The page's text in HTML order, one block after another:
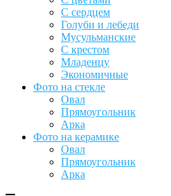
С сердцем
Голуби и лебеди
Мусульманские
С крестом
Младенцу
Экономичные
Фото на стекле
Овал
Прямоугольник
Арка
Фото на керамике
Овал
Прямоугольник
Арка